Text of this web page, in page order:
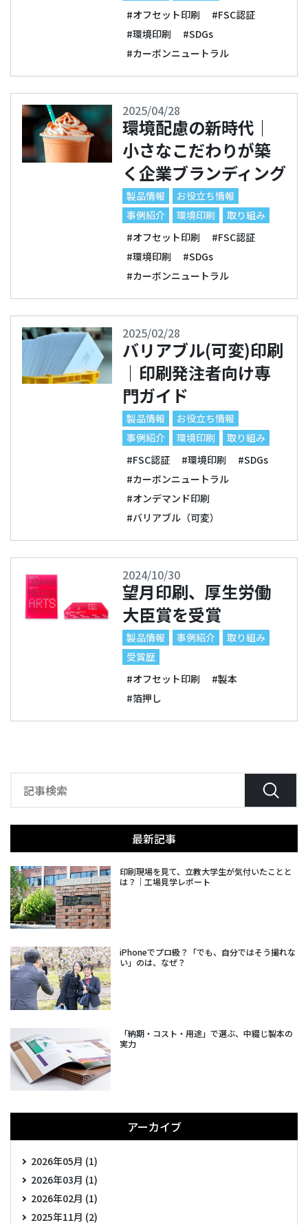
#オフセット印刷
#FSC認証
#環境印刷
#SDGs
#カーボンニュートラル
2025/04/28
環境配慮の新時代｜
小さなこだわりが築
く企業ブランディング
製品情報
お役立ち情報
事例紹介
環境印刷
取り組み
#オフセット印刷
#FSC認証
#環境印刷
#SDGs
#カーボンニュートラル
2025/02/28
バリアブル(可変)印刷
｜印刷発注者向け専
門ガイド
製品情報
お役立ち情報
事例紹介
環境印刷
取り組み
#FSC認証
#環境印刷
#SDGs
#カーボンニュートラル
#オンデマンド印刷
#バリアブル（可変）
2024/10/30
望月印刷、厚生労働
大臣賞を受賞
製品情報 事例紹介
取り組み
受賞歴
#オフセット印刷
#製本
#箔押し
最新記事
印刷現場を見て、立教大学生が気付いたことと
は？｜工場見学レポート
iPhoneでプロ級？「でも、自分ではそう撮れな
い」のは、なぜ？
「納期・コスト・用途」で選ぶ、中綴じ製本の
実力
アーカイブ
2026年05月 (1)
2026年03月 (1)
2026年02月 (1)
2025年11月 (2)